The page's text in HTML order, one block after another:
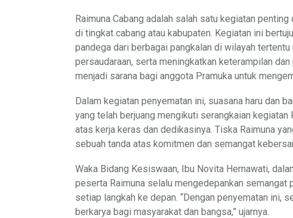
Raimuna Cabang adalah salah satu kegiatan
di tingkat cabang atau kabupaten. Kegiatan ini
pandega dari berbagai pangkalan di wilayah
persaudaraan, serta meningkatkan keterampilan
menjadi sarana bagi anggota Pramuka untuk
Dalam kegiatan penyematan ini, suasana haru dan
yang telah berjuang mengikuti serangkaian kegiatan
atas kerja keras dan dedikasinya. Tiska Raimuna
sebuah tanda atas komitmen dan semangat
Waka Bidang Kesiswaan, Ibu Novita Hernawati,
peserta Raimuna selalu mengedepankan
setiap langkah ke depan. “Dengan penyematan ini,
berkarya bagi masyarakat dan bangsa,” ujarnya.